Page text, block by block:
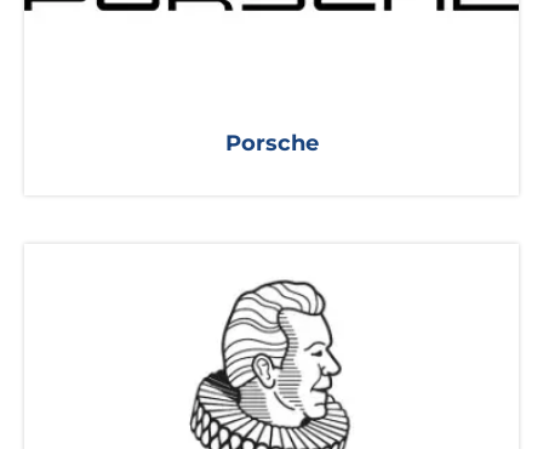
Porsche